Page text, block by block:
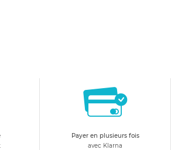
Payer en plusieurs fois
avec Klarna